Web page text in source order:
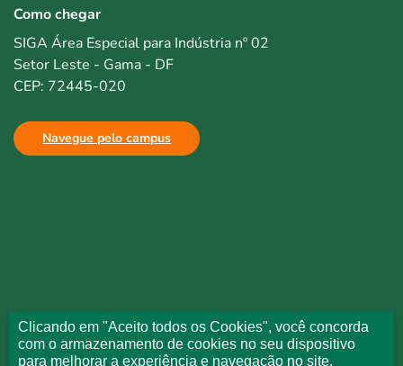
Como chegar
SIGA Área Especial para Indústria nº 02
Setor Leste - Gama - DF
CEP: 72445-020
Navegue pelo campus
Clicando em "Aceito todos os Cookies", você concorda
com o armazenamento de cookies no seu dispositivo
para melhorar a experiência e navegação no site.